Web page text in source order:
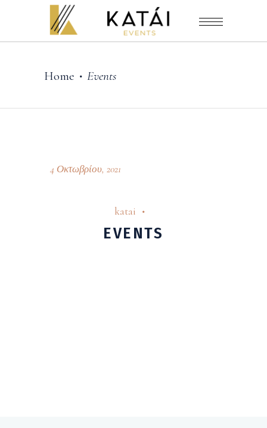
Home • Events
4 Οκτωβρίου, 2021
katai
EVENTS